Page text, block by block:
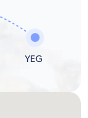
YEG